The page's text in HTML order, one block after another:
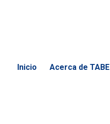
Inicio Acerca de TABE